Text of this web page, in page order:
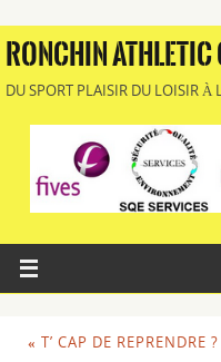
RONCHIN ATHLETIC
DU SPORT PLAISIR DU LOISIR À
« T’ CAP DE REPRENDRE ?